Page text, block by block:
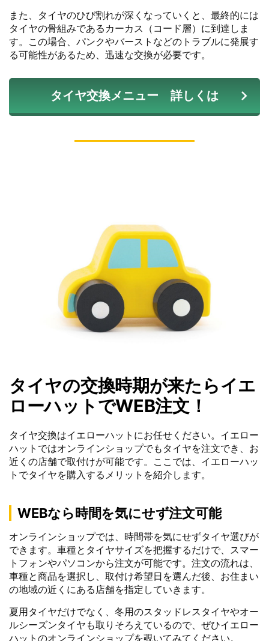
また、タイヤのひび割れが深くなっていくと、最終的には
タイヤの骨組みであるカーカス（コード層）に到達しま
す。この場合、パンクやバーストなどのトラブルに発展す
る可能性があるため、迅速な交換が必要です。
タイヤ交換メニュー 詳しくは
タイヤの交換時期が来たらイエ
ローハットでWEB注文！
タイヤ交換はイエローハットにお任せください。イエロー
ハットではオンラインショップでもタイヤを注文でき、お
近くの店舗で取付けが可能です。ここでは、イエローハッ
トでタイヤを購入するメリットを紹介します。
WEBなら時間を気にせず注文可能
オンラインショップでは、時間帯を気にせずタイヤ選びが
できます。車種とタイヤサイズを把握するだけで、スマー
トフォンやパソコンから注文が可能です。注文の流れは、
車種と商品を選択し、取付け希望日を選んだ後、お住まい
の地域の近くにある店舗を指定していきます。
夏用タイヤだけでなく、冬用のスタッドレスタイヤやオー
ルシーズンタイヤも取りそろえているので、ぜひイエロー
ハットのオンラインショップを覗いてみてください。